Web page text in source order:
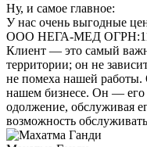
Ну, и самое главное:
У нас очень выгодные
ООО НЕГА-МЕД
Клиент — это самый
территории; он не
не помеха нашей
нашем бизнесе. Он — его
одолжение, обслуживая
возможность